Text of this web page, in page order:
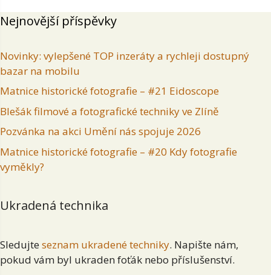
Nejnovější příspěvky
Novinky: vylepšené TOP inzeráty a rychleji dostupný
bazar na mobilu
Matnice historické fotografie – #21 Eidoscope
Blešák filmové a fotografické techniky ve Zlíně
Pozvánka na akci Umění nás spojuje 2026
Matnice historické fotografie – #20 Kdy fotografie
vyměkly?
Ukradená technika
Sledujte seznam ukradené techniky. Napište nám,
pokud vám byl ukraden foťák nebo příslušenství.